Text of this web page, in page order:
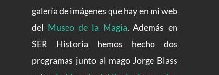
galería de imágenes que hay en mi web
del Museo de la Magia. Además en
SER Historia hemos hecho dos
programas junto al mago Jorge Blass